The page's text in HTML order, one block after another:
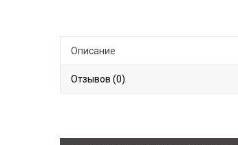
Описание
Отзывов (0)